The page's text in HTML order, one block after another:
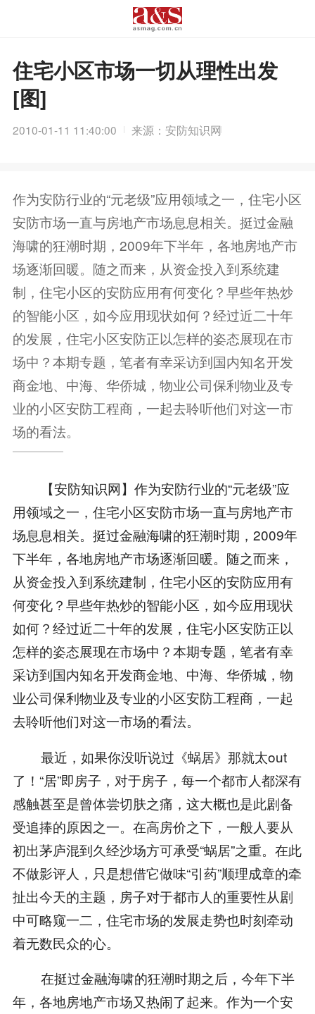
住宅小区市场一切从理性出发
[图]
2010-01-11 11:40:00 来源：安防知识网
作为安防行业的“元老级”应用领域之一，住宅小区
安防市场一直与房地产市场息息相关。挺过金融
海啸的狂潮时期，2009年下半年，各地房地产市
场逐渐回暖。随之而来，从资金投入到系统建
制，住宅小区的安防应用有何变化？早些年热炒
的智能小区，如今应用现状如何？经过近二十年
的发展，住宅小区安防正以怎样的姿态展现在市
场中？本期专题，笔者有幸采访到国内知名开发
商金地、中海、华侨城，物业公司保利物业及专
业的小区安防工程商，一起去聆听他们对这一市
场的看法。
【安防知识网】作为安防行业的“元老级”应
用领域之一，住宅小区安防市场一直与房地产市
场息息相关。挺过金融海啸的狂潮时期，2009年
下半年，各地房地产市场逐渐回暖。随之而来，
从资金投入到系统建制，住宅小区的安防应用有
何变化？早些年热炒的智能小区，如今应用现状
如何？经过近二十年的发展，住宅小区安防正以
怎样的姿态展现在市场中？本期专题，笔者有幸
采访到国内知名开发商金地、中海、华侨城，物
业公司保利物业及专业的小区安防工程商，一起
去聆听他们对这一市场的看法。
最近，如果你没听说过《蜗居》那就太out
了！“居”即房子，对于房子，每一个都市人都深有
感触甚至是曾体尝切肤之痛，这大概也是此剧备
受追捧的原因之一。在高房价之下，一般人要从
初出茅庐混到久经沙场方可承受“蜗居”之重。在此
不做影评人，只是想借它做味“引药”顺理成章的牵
扯出今天的主题，房子对于都市人的重要性从剧
中可略窥一二，住宅市场的发展走势也时刻牵动
着无数民众的心。
在挺过金融海啸的狂潮时期之后，今年下半
年，各地房地产市场又热闹了起来。作为一个安